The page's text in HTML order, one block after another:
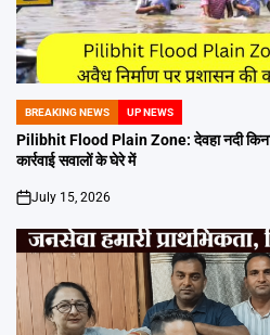
POSTED
IN
BREAKING NEWS UP NEWS
Pilibhit Flood Plain Zone: देवहा नदी
कार्रवाई सवालों के घेरे में
on
July 15, 2026